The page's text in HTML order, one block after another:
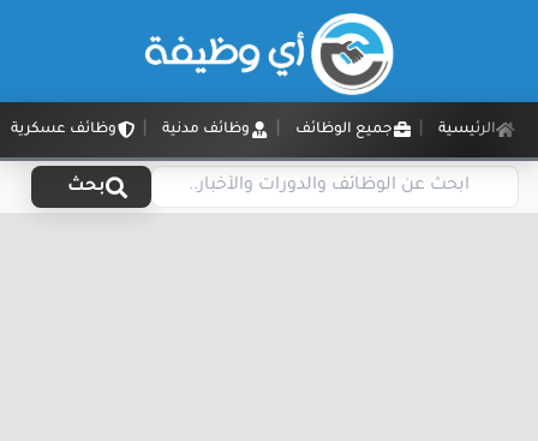
الرئيسية جميع الوظائف وظائف مدنية وظائف عسكرية
بحث